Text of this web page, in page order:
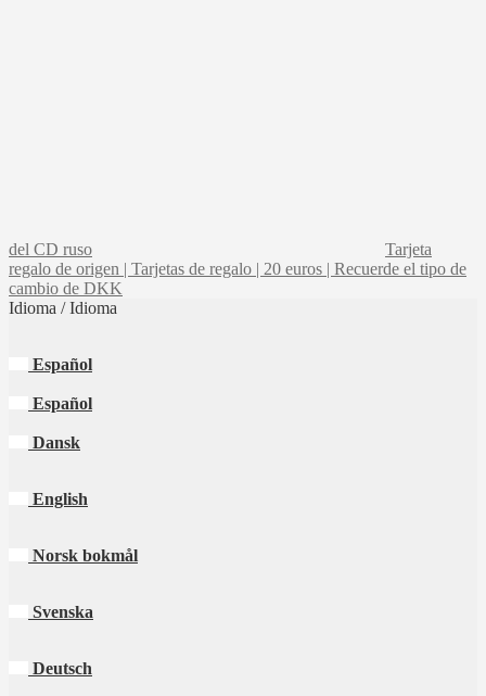
del CD ruso
Tarjeta
regalo de origen | Tarjetas de regalo | 20 euros | Recuerde el tipo de
cambio de DKK
Idioma / Idioma
Español
Español
Dansk
English
Norsk bokmål
Svenska
Deutsch